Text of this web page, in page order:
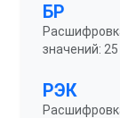
БР
значений: 25
РЭК